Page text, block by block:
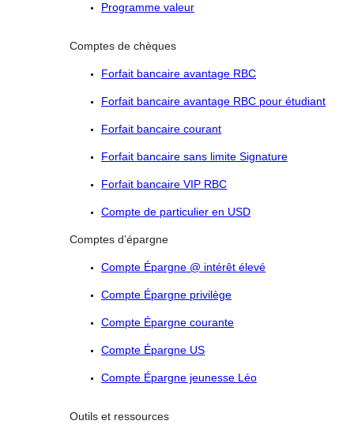
Programme valeur
Comptes de chèques
Forfait bancaire avantage RBC
Forfait bancaire avantage RBC pour étudiant
Forfait bancaire courant
Forfait bancaire sans limite Signature
Forfait bancaire VIP RBC
Compte de particulier en USD
Comptes d’épargne
Compte Épargne @ intérêt élevé
Compte Épargne privilège
Compte Épargne courante
Compte Épargne US
Compte Épargne jeunesse Léo
Outils et ressources